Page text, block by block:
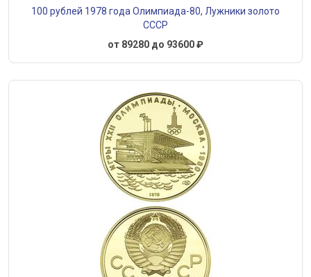
100 рублей 1978 года Олимпиада-80, Лужники золото
СССР
от 89280 до 93600 ₽